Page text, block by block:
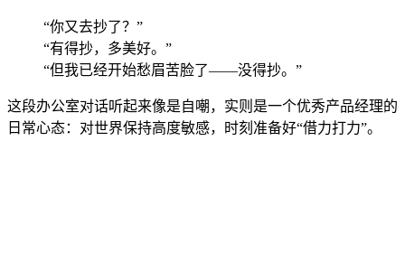
“你又去抄了？”
“有得抄，多美好。”
“但我已经开始愁眉苦脸了——没得抄。”
这段办公室对话听起来像是自嘲，实则是一个优秀产品经理的
日常心态：对世界保持高度敏感，时刻准备好“借力打力”。